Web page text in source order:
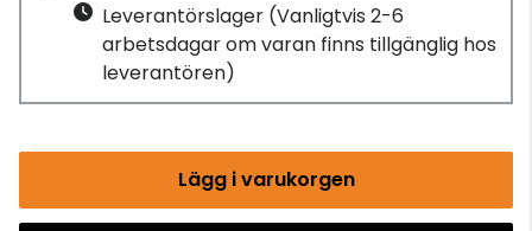
Leverantörslager (Vanligtvis 2-6
arbetsdagar om varan finns tillgänglig hos
leverantören)
Lägg i varukorgen